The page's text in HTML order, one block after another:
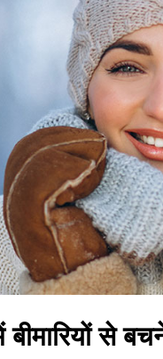
बीमारियों से